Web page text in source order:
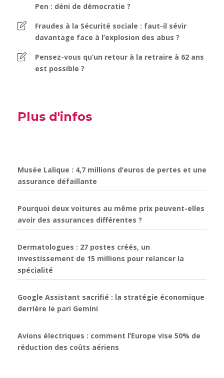
Pen : déni de démocratie ?
Fraudes à la Sécurité sociale : faut-il sévir
davantage face à l’explosion des abus ?
Pensez-vous qu’un retour à la retraire à 62 ans
est possible ?
Plus d'infos
Musée Lalique : 4,7 millions d’euros de pertes et une
assurance défaillante
Pourquoi deux voitures au même prix peuvent-elles
avoir des assurances différentes ?
Dermatologues : 27 postes créés, un
investissement de 15 millions pour relancer la
spécialité
Google Assistant sacrifié : la stratégie économique
derrière le pari Gemini
Avions électriques : comment l’Europe vise 50% de
réduction des coûts aériens